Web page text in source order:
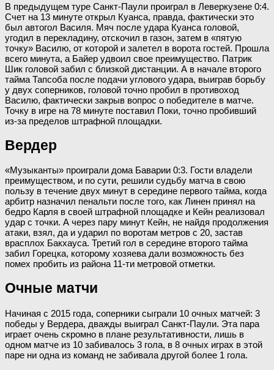
В предыдущем туре Санкт-Паули проиграл в Леверкузене 0:4.
Счет на 13 минуте открыл Куанса, правда, фактически это
был автогол Василя. Мяч после удара Куанса головой,
угодил в перекладину, отскочил в газон, затем в «пятую
точку» Василю, от которой и залетел в ворота гостей. Прошла
всего минута, а Байер удвоил свое преимущество. Патрик
Шик головой забил с близкой дистанции. А в начале второго
тайма Тапсоба после подачи углового удара, выиграв борьбу
у двух соперников, головой точно пробил в противоход
Василю, фактически закрыв вопрос о победителе в матче.
Точку в игре на 78 минуте поставил Поки, точно пробивший
из-за пределов штрафной площадки.
Вердер
«Музыканты» проиграли дома Баварии 0:3. Гости владели
преимуществом, и по сути, решили судьбу матча в свою
пользу в течение двух минут в середине первого тайма, когда
арбитр назначил пенальти после того, как Линен принял на
бедро Карля в своей штрафной площадке и Кейн реализовал
удар с точки. А через пару минут Кейн, не найдя продолжения
атаки, взял, да и ударил по воротам метров с 20, застав
врасплох Бакхауса. Третий гол в середине второго тайма
забил Горецка, которому хозяева дали возможность без
помех пробить из района 11-ти метровой отметки.
Очные матчи
Начиная с 2015 года, соперники сыграли 10 очных матчей: 3
победы у Вердера, дважды выиграл Санкт-Паули. Эта пара
играет очень скромно в плане результативности, лишь в
одном матче из 10 забивалось 3 гола, в 8 очных играх в этой
паре ни одна из команд не забивала другой более 1 гола.